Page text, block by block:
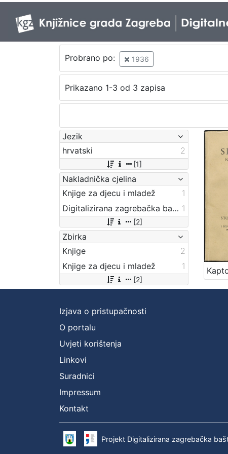
Probrano po: 1936
Prikazano 1-3 od 3 zapisa
Jezik
hrvatski
2
[1]
Nakladnička cjelina
Knjige za djecu i mladež
1
Digitalizirana zagrebačka baština 1
[2]
Zbirka
Knjige
2
Knjige za djecu i mladež
1
[2]
Izjava o pristupačnosti
O portalu
Uvjeti korištenja
Linkovi
Suradnici
Impressum
Kontakt
Projekt Digitalizirana zagrebačka